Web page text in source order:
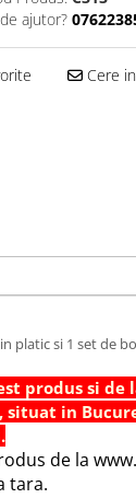
ajutor?
Cere
platic si 1 set de
produs si de
situat in
de la
tara.